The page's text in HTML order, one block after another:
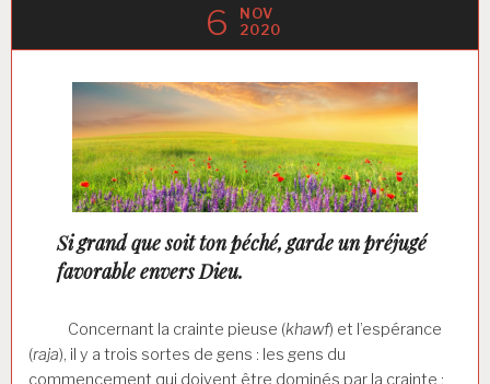
6
NOV
2020
Si grand que soit ton péché, garde un préjugé
favorable envers Dieu.
Concernant la crainte pieuse (khawf) et l’espérance
(raja), il y a trois sortes de gens : les gens du
commencement qui doivent être dominés par la crainte ;